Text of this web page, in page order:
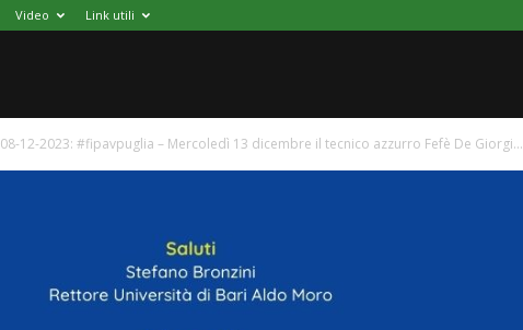
Video Link utili
08-12-2023: #fipavpuglia – Mercoledì 13 dicembre il tecnico azzurro Fefè De Giorgi...